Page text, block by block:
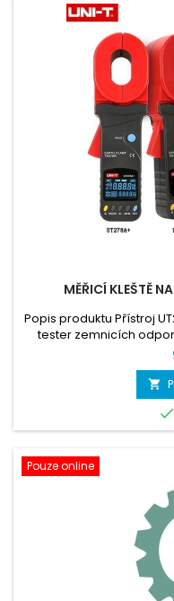
MĚŘICÍ KLEŠTĚ
Popis produktu Přístroj
tester zemnicích
může měřit zemnicí
vodičů a bez
soustavách s více


Pouze online